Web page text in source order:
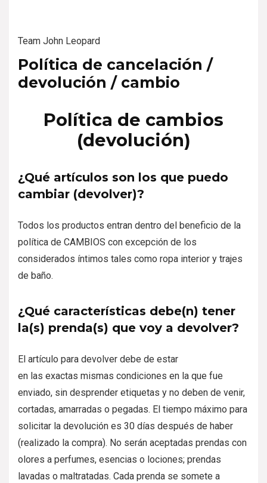
Team John Leopard
Política de cancelación /
devolución / cambio
Política de cambios
(devolución)
¿Qué artículos son los que puedo
cambiar (devolver)?
Todos los productos entran dentro del beneficio de la
política de CAMBIOS con excepción de los
considerados íntimos tales como ropa interior y trajes
de baño.
¿Qué características debe(n) tener
la(s) prenda(s) que voy a devolver?
El artículo para devolver debe de estar
en las exactas mismas condiciones en la que fue
enviado, sin desprender etiquetas y no deben de venir,
cortadas, amarradas o pegadas. El tiempo máximo para
solicitar la devolución es 30 días después de haber
(realizado la compra). No serán aceptadas prendas con
olores a perfumes, esencias o lociones; prendas
lavadas o maltratadas. Cada prenda se somete a